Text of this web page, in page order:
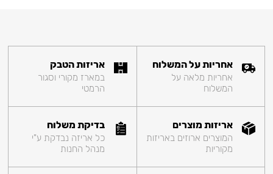
אחריות על המשלוח
אחריות מלאה על
המשלוח
אריזות הטבק
במארז מקורי וסגור
הרמטי
אריזות מוצרים
המוצרים ארוזים באריזות
מקוריות
בדיקת משלוח
כל אריזה נבדקת ע"י
מנהל החנות